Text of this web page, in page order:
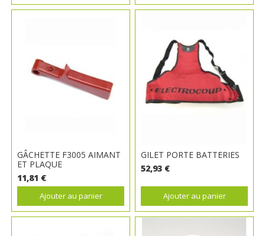
GÂCHETTE F3005 AIMANT
ET PLAQUE
11,81 €
Ajouter au panier
GILET PORTE BATTERIES
52,93 €
Ajouter au panier